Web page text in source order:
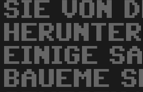
SIE VON
EINIGE
BAUEME